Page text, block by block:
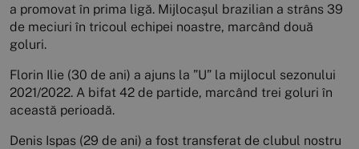
a promovat în prima ligă. Mijlocașul brazilian a strâns 39
de meciuri în tricoul echipei noastre, marcând două
goluri.
Florin Ilie (30 de ani) a ajuns la ”U” la mijlocul sezonului
2021/2022. A bifat 42 de partide, marcând trei goluri în
această perioadă.
Denis Ispas (29 de ani) a fost transferat de clubul nostru